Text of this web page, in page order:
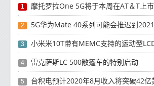
1 摩托罗拉One 5G将于本周在AT＆T上市
2 5G华为Mate 40系列可能会推迟到
3 小米米10T带有MEMC支持的运动型
4 雷克萨斯LC 500敞篷车的特别启动
5 台积电预计2020年8月收入将突破42